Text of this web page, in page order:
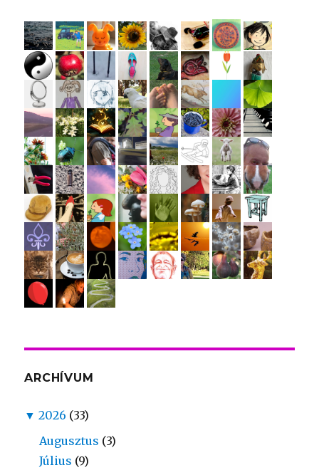
ARCHÍVUM
▼ 2026 (33)
Augusztus (3)
Július (9)